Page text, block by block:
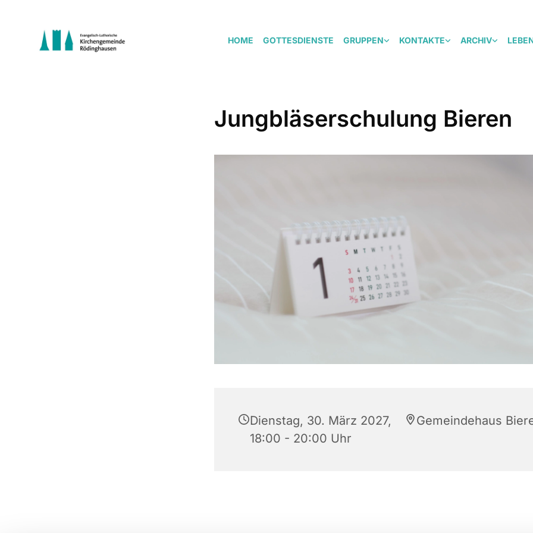
HOME GOTTESDIENSTE GRUPPEN KONTAKTE ARCHIV
Jungbläserschulung Bieren
Dienstag, 30. März 2027,
18:00 - 20:00 Uhr
Gemeindehaus